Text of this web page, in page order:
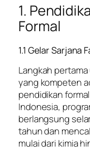
1.
Formal
1.1 Gelar Sarjana
Langkah
yang kompeten
pendidikan
Indonesia,
berlangsung
tahun dan
mulai dari kimia